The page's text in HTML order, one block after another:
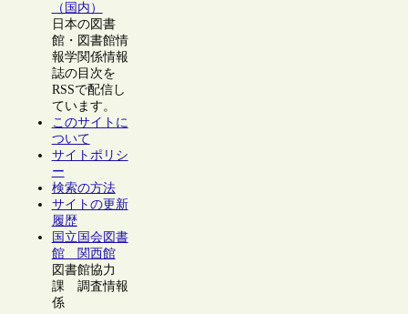
（国内）
日本の図書
館・図書館情
報学関係情報
誌の目次を
RSSで配信し
ています。
このサイトに
ついて
サイトポリシ
ー
検索の方法
サイトの更新
履歴
国立国会図書
館 関西館
図書館協力
課 調査情報
係